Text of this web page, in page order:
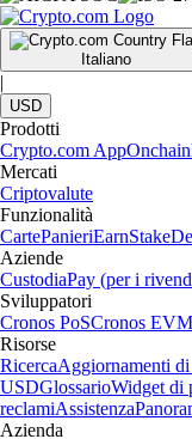
Italiano
|
USD
Prodotti
Crypto.com AppOnchain
Mercati
Criptovalute
Funzionalità
CartePanieriEarnStake
Aziende
CustodiaPay (per i
Sviluppatori
Cronos PoSCronos EVM
Risorse
RicercaAggiornamenti di
USDGlossarioWidget di
reclamiAssistenza
Azienda